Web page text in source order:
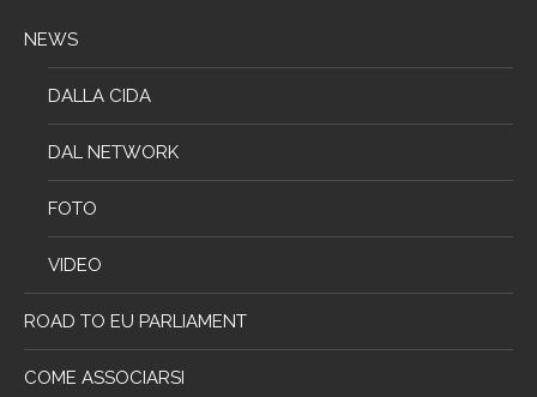
NEWS
DALLA CIDA
DAL NETWORK
FOTO
VIDEO
ROAD TO EU PARLIAMENT
COME ASSOCIARSI